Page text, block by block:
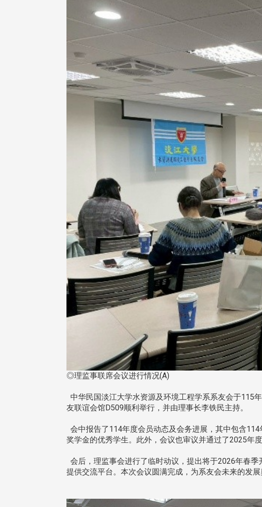
◎理监事联席会议进行情况(A)
中华民国淡江大学水资源及环境工程学系系友会于115
友联谊会馆D509顺利举行，并由理事长李铁民主持。
会中报告了114年度会员动态及会务进展，其中包含
奖学金的优秀学生。此外，会议也审议并通过了2025年
会后，理监事会进行了临时动议，提出将于2026年春
提供交流平台。本次会议圆满完成，为系友会未来的发展